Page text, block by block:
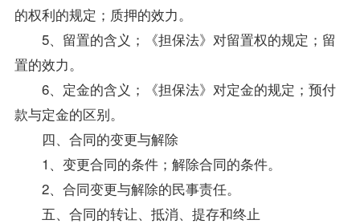
的权利的规定；质押的效力。
5、留置的含义；《担保法》对留置权的规定；留
置的效力。
6、定金的含义；《担保法》对定金的规定；预付
款与定金的区别。
四、合同的变更与解除
1、变更合同的条件；解除合同的条件。
2、合同变更与解除的民事责任。
五、合同的转让、抵消、提存和终止